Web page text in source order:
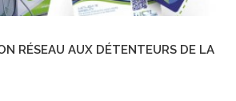
RÉSEAU AUX DÉTENTEURS DE LA